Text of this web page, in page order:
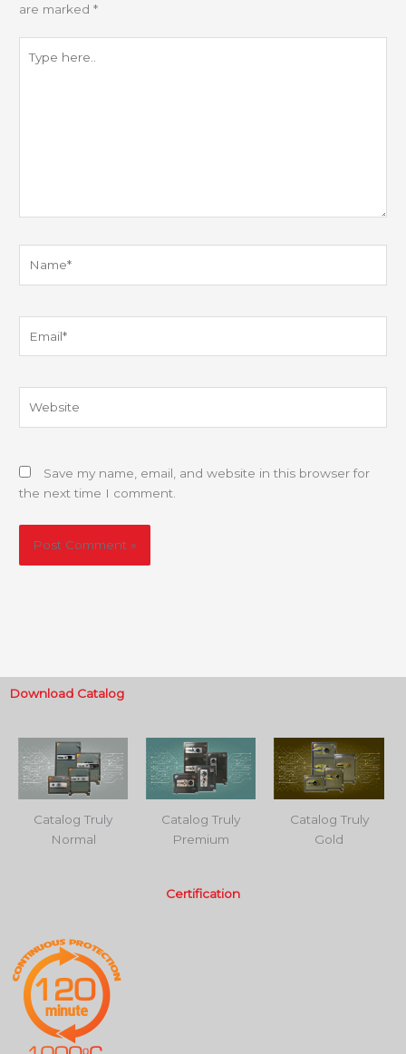
are marked*
here..
Save my name, email, and website in this browser for
the next time I comment.
Download Catalog
Catalog Truly
Normal
Catalog Truly
Premium
Catalog Truly
Gold
Certification